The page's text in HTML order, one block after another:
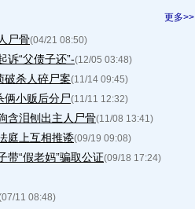
更多>>
尸骨(04/21 08:50)
诉“父债子还”-(12/05 03:48)
破杀人碎尸案(11/14 09:45)
俩小贩后分尸(11/11 12:32)
含泪刨出主人尸骨(11/08 13:41)
庭上互相推诿(09/19 09:08)
带“假老妈”骗取公证(09/18 17:24)
11 08:48)